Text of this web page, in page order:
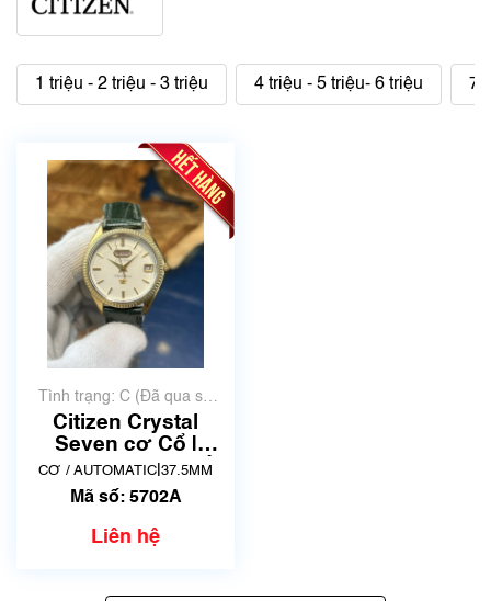
1 triệu - 2 triệu - 3 triệu 4 triệu - 5 triệu- 6 triệu 7
Tình trạng: C (Đã qua sử
dụng, hàng trung bình, có
nhiều xước)
Citizen Crystal
Seven cơ Cổ |
61121874 | Mã số
5702A
CƠ / AUTOMATIC 37.5MM
Mã số: 5702A
Liên hệ